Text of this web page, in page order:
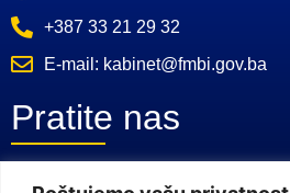
+387 33 21 29 32
E-mail: kabinet@fmbi.gov.ba
Pratite nas